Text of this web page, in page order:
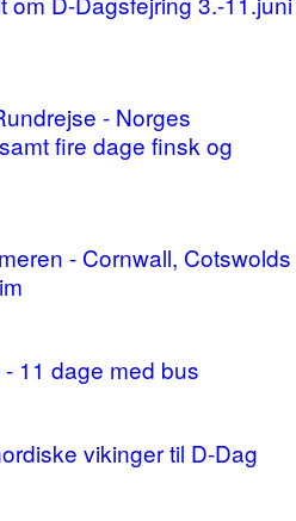
- Norges
fire dage finsk og
- Cornwall, Cotswolds
11 dage med bus
vikinger til D-Dag